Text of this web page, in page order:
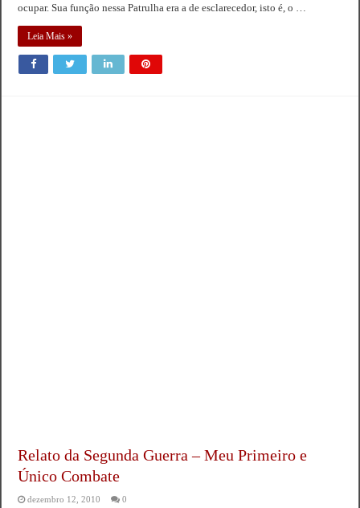
ocupar. Sua função nessa Patrulha era a de esclarecedor, isto é, o …
Leia Mais »
Relato da Segunda Guerra – Meu Primeiro e
Único Combate
dezembro 12, 2010 0